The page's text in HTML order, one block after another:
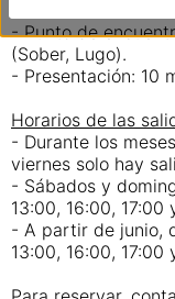
- Punto de
(Sober, Lugo).
- Presentación: 10
Horarios de las
- Durante los
viernes solo hay
- Sábados y
13:00, 16:00, 17:00
- A partir de junio,
13:00, 16:00, 17:00